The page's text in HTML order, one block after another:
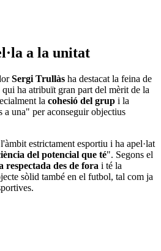
a la unitat
Sergi Trullàs ha destacat la feina de
ha atribuït gran part del mèrit de la
la cohesió del grup i la
una" per aconseguir objectius
estrictament esportiu i ha apel·lat
del potencial que té". Segons el
respectada des de fora i té la
sòlid també en el futbol, tal com ja